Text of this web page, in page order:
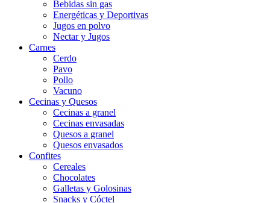
Bebidas sin gas
Energéticas y Deportivas
Jugos en polvo
Nectar y Jugos
Carnes
Cerdo
Pavo
Pollo
Vacuno
Cecinas y Quesos
Cecinas a granel
Cecinas envasadas
Quesos a granel
Quesos envasados
Confites
Cereales
Chocolates
Galletas y Golosinas
Snacks y Cóctel